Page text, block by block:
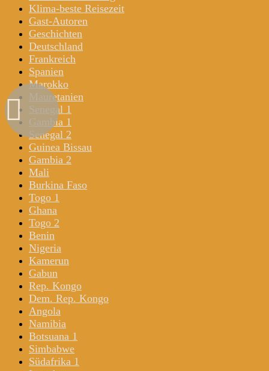
Klima-beste Reisezeit
Gast-Autoren
Geschichten
Deutschland
Frankreich
Spanien
Marokko
Mauretanien
Senegal 1
Gambia 1
Senegal 2
Guinea Bissau
Gambia 2
Mali
Burkina Faso
Togo 1
Ghana
Togo 2
Benin
Nigeria
Kamerun
Gabun
Rep. Kongo
Dem. Rep. Kongo
Angola
Namibia
Botsuana 1
Simbabwe
Südafrika 1